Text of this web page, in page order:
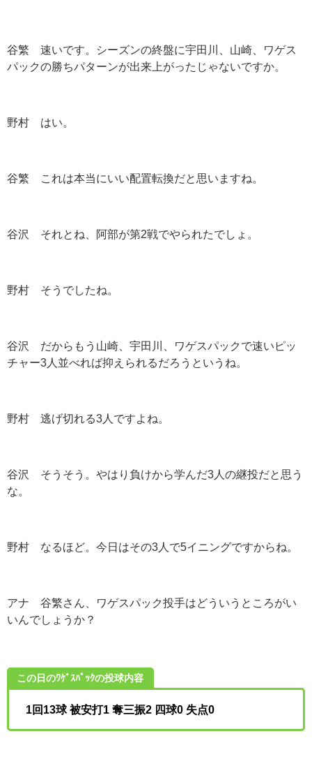
谷繁 速いです。シーズンの終盤に宇田川、山崎、ワゲス
パックの勝ちパターンが出来上がったじゃないですか。
野村 はい。
谷繁 これは本当にいい配置転換だと思いますね。
谷沢 それとね、阿部が第2戦でやられたでしょ。
野村 そうでしたね。
谷沢 だからもう山崎、宇田川、ワゲスパックで速いピッ
チャー3人並べれば抑えられるだろうというね。
野村 逃げ切れる3人ですよね。
谷沢 そうそう。やはり負けから学んだ3人の継投だと思う
な。
野村 なるほど。今日はその3人で5イニングですからね。
アナ 谷繁さん、ワゲスパック投手はどういうところがい
いんでしょうか？
この日のﾜｹﾞｽﾊﾟｯｸの投球内容
1回13球 被安打1 奪三振2 四球0 失点0